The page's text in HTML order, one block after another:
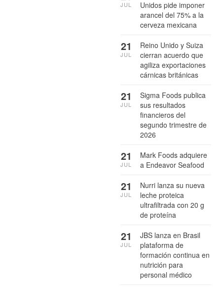
Unidos pide imponer
arancel del 75% a la
cerveza mexicana
JUL
Reino Unido y Suiza
cierran acuerdo que
agiliza exportaciones
cárnicas británicas
21
JUL
Sigma Foods publica
sus resultados
financieros del
segundo trimestre de
2026
21
JUL
Mark Foods adquiere
a Endeavor Seafood
21
JUL
Nurri lanza su nueva
leche proteica
ultrafiltrada con 20 g
de proteína
21
JUL
JBS lanza en Brasil
plataforma de
formación continua en
nutrición para
personal médico
21
JUL